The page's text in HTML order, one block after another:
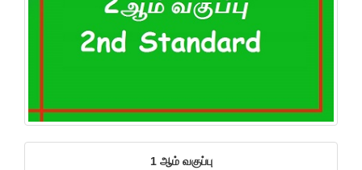
1 ஆம் வகுப்பு